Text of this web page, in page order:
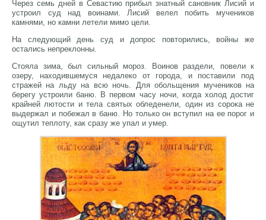
Через семь дней в Севастию прибыл знатный сановник Лисий и
устроил суд над воинами. Лисий велел побить мучеников
камнями, но камни летели мимо цели.
На следующий день суд и допрос повторились, войны же
остались непреклонны.
Стояла зима, был сильный мороз. Воинов раздели, повели к
озеру, находившемуся недалеко от города, и поставили под
стражей на льду на всю ночь. Для обольщения мучеников на
берегу устроили баню. В первом часу ночи, когда холод достиг
крайней лютости и тела святых обледенели, один из сорока не
выдержал и побежал в баню. Но только он вступил на ее порог и
ощутил теплоту, как сразу же упал и умер.